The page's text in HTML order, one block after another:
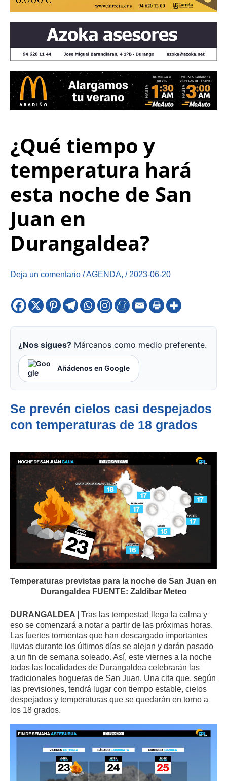
¿Qué tiempo y
temperatura hará
esta noche de San
Juan en
Durangaldea?
Deja un comentario /AGENDA, / 2023-06-20
¿Nos sigues? Márcanos como medio preferente.
Añádenos en Google
Se prevén cielos casi despejados
con temperaturas de 18 grados
Temperaturas previstas para la noche de San Juan en
Durangaldea FUENTE: Zaldibar Meteo
DURANGALDEA |
Tras las tempestad llega la calma y
eso se comenzará a notar a partir de las próximas horas.
Las fuertes tormentas que han descargado importantes
lluvias durante los últimos días se alejan y darán pasado
a un fin de semana soleado. Así, este viernes a la noche
todas las localidades de Durangaldea celebrarán las
tradicionales hogueras de San Juan. Una cita que, según
las previsiones, tendrá lugar con tiempo estable, cielos
despejados y temperaturas que se quedarán en torno a
los 18 grados.